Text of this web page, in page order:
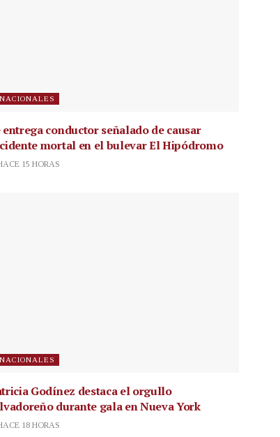
NACIONALES
entrega conductor señalado de causar
mortal en el bulevar El Hipódromo
15 HORAS
NACIONALES
Godínez destaca el orgullo
durante gala en Nueva York
18 HORAS